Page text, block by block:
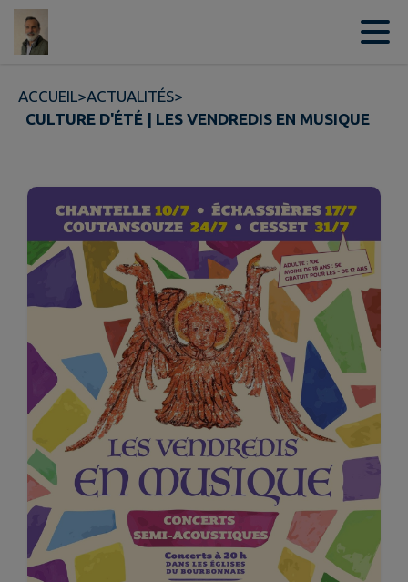
Contenu
ACCUEIL>ACTUALITÉS>
CULTURE D'ÉTÉ | LES VENDREDIS EN MUSIQUE